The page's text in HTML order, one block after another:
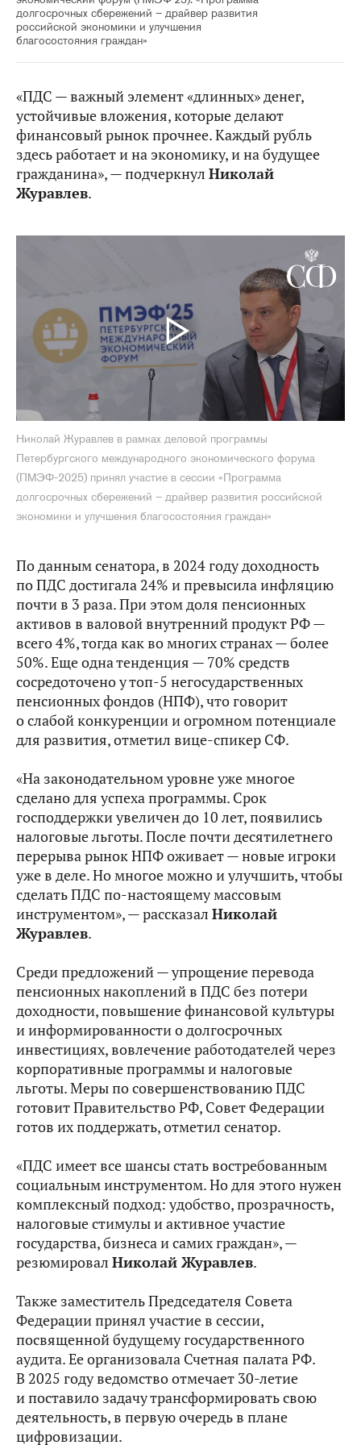
долгосрочных сбережений – драйвер развития
российской экономики и улучшения
благосостояния граждан»
«ПДС — важный элемент «длинных» денег,
устойчивые вложения, которые делают
финансовый рынок прочнее. Каждый рубль
здесь работает и на экономику, и на будущее
гражданина», — подчеркнул Николай
Журавлев.
Николай Журавлев в рамках деловой программы
Петербургского международного экономического форума
(ПМЭФ-2025) принял участие в сессии «Программа
долгосрочных сбережений – драйвер развития российской
экономики и улучшения благосостояния граждан»
По данным сенатора, в 2024 году доходность
по ПДС достигала 24% и превысила инфляцию
почти в 3 раза. При этом доля пенсионных
активов в валовой внутренний продукт РФ —
всего 4%, тогда как во многих странах — более
50%. Еще одна тенденция — 70% средств
сосредоточено у топ-5 негосударственных
пенсионных фондов (НПФ), что говорит
о слабой конкуренции и огромном потенциале
для развития, отметил вице-спикер СФ.
«На законодательном уровне уже многое
сделано для успеха программы. Срок
господдержки увеличен до 10 лет, появились
налоговые льготы. После почти десятилетнего
перерыва рынок НПФ оживает — новые игроки
уже в деле. Но многое можно и улучшить, чтобы
сделать ПДС по‑настоящему массовым
инструментом», — рассказал Николай
Журавлев.
Среди предложений — упрощение перевода
пенсионных накоплений в ПДС без потери
доходности, повышение финансовой культуры
и информированности о долгосрочных
инвестициях, вовлечение работодателей через
корпоративные программы и налоговые
льготы. Меры по совершенствованию ПДС
готовит Правительство РФ, Совет Федерации
готов их поддержать, отметил сенатор.
«ПДС имеет все шансы стать востребованным
социальным инструментом. Но для этого нужен
комплексный подход: удобство, прозрачность,
налоговые стимулы и активное участие
государства, бизнеса и самих граждан», —
резюмировал Николай Журавлев.
Также заместитель Председателя Совета
Федерации принял участие в сессии,
посвященной будущему государственного
аудита. Ее организовала Счетная палата РФ.
В 2025 году ведомство отмечает 30-летие
и поставило задачу трансформировать свою
деятельность, в первую очередь в плане
цифровизации.